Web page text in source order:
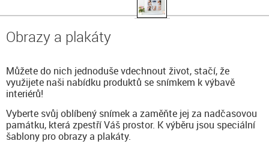
Obrazy a plakáty
Můžete do nich jednoduše vdechnout život, stačí, že
využijete naši nabídku produktů se snímkem k výbavě
interiérů!
Vyberte svůj oblíbený snímek a zaměňte jej za nadčasovou
památku, která zpestří Váš prostor. K výběru jsou speciální
šablony pro obrazy a plakáty.